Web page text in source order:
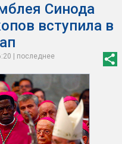
Синода
вступила в
| последнее